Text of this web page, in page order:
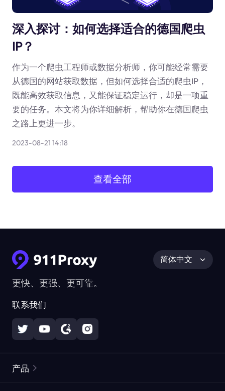
深入探讨：如何选择适合的德国爬虫
IP？
作为一个爬虫工程师或数据分析师，你可能经常需要
从德国的网站获取数据，但如何选择合适的爬虫IP，
既能高效获取信息，又能保证稳定运行，却是一项重
要的任务。本文将为你详细解析，帮助你在德国爬虫
之路上更进一步。
2023-08-21 14:18
查看全部
更快、更强、更可靠。
联系我们
简体中文
产品